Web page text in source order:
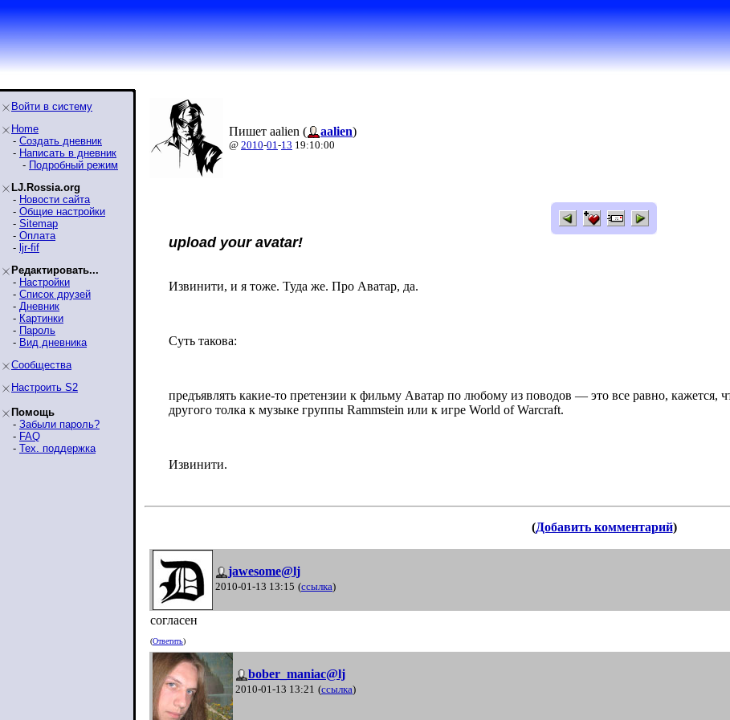
Войти в систему
Home
- Создать дневник
- Написать в дневник
- Подробный режим
LJ.Rossia.org
- Новости сайта
- Общие настройки
- Sitemap
- Оплата
- ljr-fif
Редактировать...
- Настройки
- Список друзей
- Дневник
- Картинки
- Пароль
- Вид дневника
Сообщества
Настроить S2
Помощь
- Забыли пароль?
- FAQ
- Тех. поддержка
Пишет aalien ( aalien)
@ 2010-01-13 19:10:00
upload your avatar!
Извинити, и я тоже. Туда же. Про Аватар, да.
Суть такова:
предъявлять какие-то претензии к фильму Аватар по любому из поводов — это все равно, кажется,
другого толка к музыке группы Rammstein или к игре World of Warcraft.
Извинити.
(Добавить комментарий)
jawesome@lj
2010-01-13 13:15 (ссылка)
согласен
(Ответить)
bober_maniac@lj
2010-01-13 13:21 (ссылка)